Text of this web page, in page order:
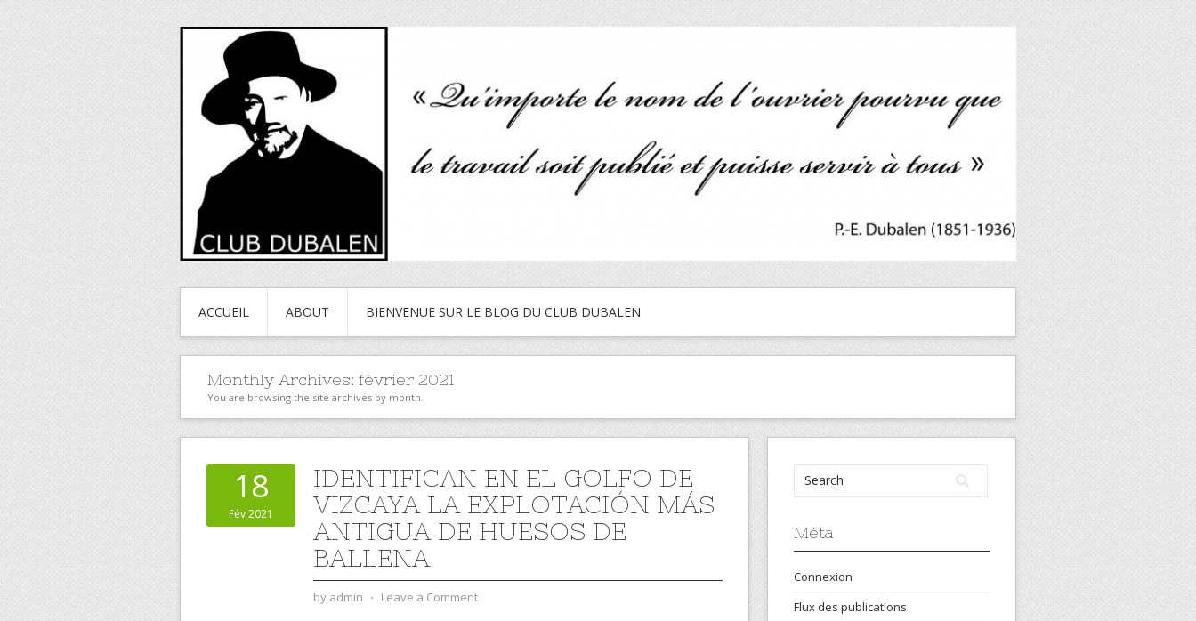
ACCUEIL ABOUT BIENVENUE SUR LE BLOG DU CLUB DUBALEN
Monthly Archives: février 2021
You are browsing the site archives by month.
18
Fév 2021
IDENTIFICAN EN EL GOLFO DE
VIZCAYA LA EXPLOTACIÓN MÁS
ANTIGUA DE HUESOS DE
BALLENA
by admin ⋅ Leave a Comment
Méta
Connexion
Flux des publications